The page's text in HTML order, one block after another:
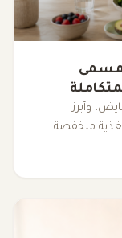
وأبرز
منخفضة
الغذائية في